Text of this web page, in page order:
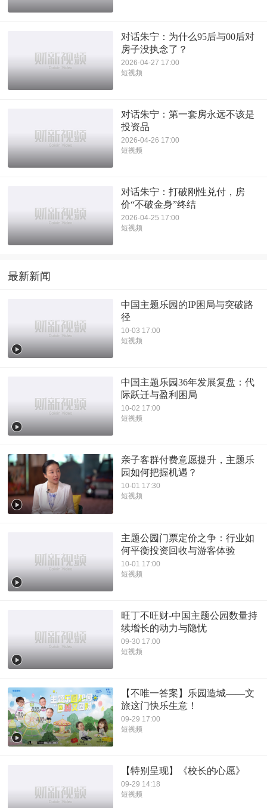
对话朱宁：为什么95后与00后对
房子没执念了？
2026-04-27 17:00
短视频
对话朱宁：第一套房永远不该是
投资品
2026-04-26 17:00
短视频
对话朱宁：打破刚性兑付，房
价“不破金身”终结
2026-04-25 17:00
短视频
最新新闻
中国主题乐园的IP困局与突破路
径
10-03 17:00
短视频
中国主题乐园36年发展复盘：代
际跃迁与盈利困局
10-02 17:00
短视频
亲子客群付费意愿提升，主题乐
园如何把握机遇？
10-01 17:30
短视频
主题公园门票定价之争：行业如
何平衡投资回收与游客体验
10-01 17:00
短视频
旺丁不旺财-中国主题公园数量持
续增长的动力与隐忧
09-30 17:00
短视频
【不唯一答案】乐园造城——文
旅这门快乐生意！
09-29 17:00
短视频
【特别呈现】《校长的心愿》
09-29 14:18
短视频